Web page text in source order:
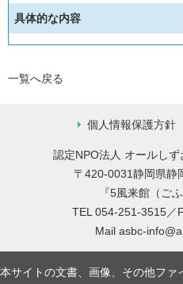
具体的な内容
一覧へ戻る
個人情報保護方針
認定NPO法人 オールし
〒420-0031静岡県静
『5風来館（ご
TEL 054-251-3515／
Mail asbc-
本サイトの文書、画像、その他ファ